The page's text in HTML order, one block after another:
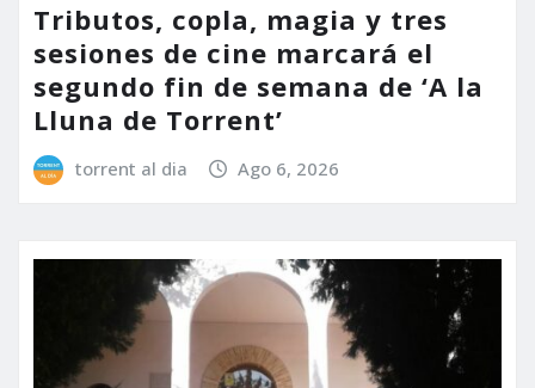
Tributos, copla, magia y tres
sesiones de cine marcará el
segundo fin de semana de ‘A la
Lluna de Torrent’
torrent al dia Ago 6, 2026